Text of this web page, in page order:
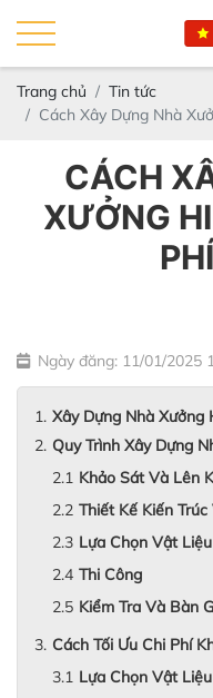
Trang chủ
Tin tức
Cách Xây Dựng Nhà
CÁCH
XƯỞNG
Ngày đăng: 11/01/2025
Xây Dựng Nhà Xưởng
Quy Trình Xây Dựng
Khảo Sát Và Lên
Thiết Kế Kiến
Lựa Chọn Vật Liệu
Thi Công
Kiểm Tra Và Bàn
Cách Tối Ưu Chi Phí
Lựa Chọn Vật